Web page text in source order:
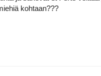
kohtaan???